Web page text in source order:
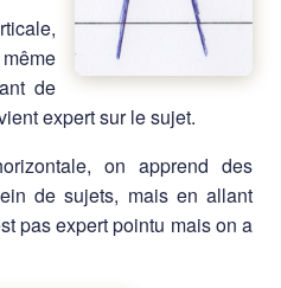
de
expert sur le sujet.
on apprend des
de sujets, mais en allant
pas expert pointu mais on a